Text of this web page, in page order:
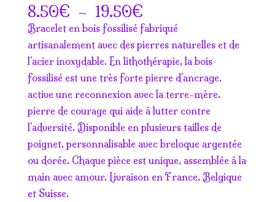
8.50€ – 19.50€Plage
de
prix :
8.50€
à
19.50€
Bracelet en bois fossilisé fabriqué
artisanalement avec des pierres naturelles et de
l’acier inoxydable. En lithothérapie, la bois
fossilisé est une très forte pierre d’ancrage.
active une reconnexion avec la terre-mère.
pierre de courage qui aide à lutter contre
l’adversité. Disponible en plusieurs tailles de
poignet, personnalisable avec breloque argentée
ou dorée. Chaque pièce est unique, assemblée à la
main avec amour. Livraison en France, Belgique
et Suisse.